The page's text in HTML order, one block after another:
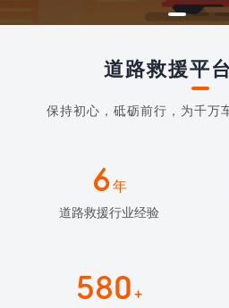
道路救援平台
保持初心，砥砺前行，为千万
6年
道路救援行业经验
580 +